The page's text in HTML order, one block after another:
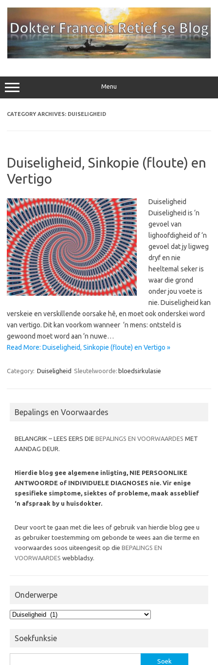
Menu
CATEGORY ARCHIVES: DUISELIGHEID
Duiseligheid, Sinkopie (floute) en
Vertigo
Duiseligheid
Duiseligheid is ‘n
gevoel van
lighoofdigheid of ‘n
gevoel dat jy ligweg
dryf en nie
heeltemal seker is
waar die grond
onder jou voete is
nie. Duiseligheid kan
verskeie en verskillende oorsake hê, en moet ook onderskei word
van vertigo. Dit kan voorkom wanneer ‘n mens: ontsteld is
gewoond moet word aan ‘n nuwe…
Read More: Duiseligheid, Sinkopie (floute) en Vertigo »
Category: Duiseligheid Sleutelwoorde: bloedsirkulasie
Bepalings en Voorwaardes
BELANGRIK – LEES EERS DIE BEPALINGS EN VOORWAARDES MET
AANDAG DEUR.
Hierdie blog gee algemene inligting, NIE PERSOONLIKE
ANTWOORDE of INDIVIDUELE DIAGNOSES nie. Vir enige
spesifieke simptome, siektes of probleme, maak asseblief
‘n afspraak by u huisdokter.
Deur voort te gaan met die lees of gebruik van hierdie blog gee u
as gebruiker toestemming om gebonde te wees aan die terme en
voorwaardes soos uiteengesit op die BEPALINGS EN
VOORWAARDES webbladsy.
Onderwerpe
Onderwerpe
Soekfunksie